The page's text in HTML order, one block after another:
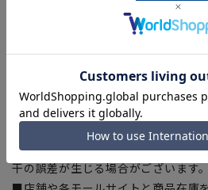
■商品画像はサンプルのため、色味
ある場合がございますので、予めご
入の目安としてご利用ください。
■ブラウザやお使いのモニター環境
下での光加減により、実際の商品と
合がございます。
■生地や仕様・デザインにより、着
干の誤差が生じる場合がございます